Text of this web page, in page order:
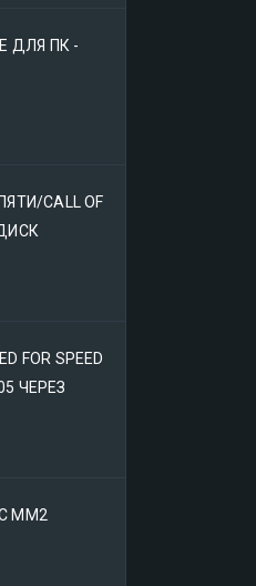
ДЛЯ ПК -
CALL OF
FOR SPEED
ЧЕРЕЗ
ММ2